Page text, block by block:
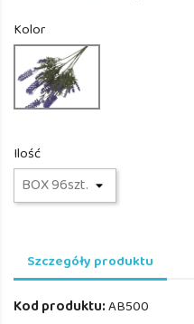
Kolor
AB500
Ilość
Szczegóły produktu
Kod produktu:AB500